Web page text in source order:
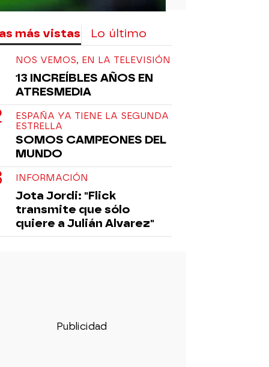
más vistas Lo último
NOS VEMOS, EN LA TELEVISIÓN
13 INCREÍBLES AÑOS EN
ATRESMEDIA
ESPAÑA YA TIENE LA SEGUNDA
ESTRELLA
SOMOS CAMPEONES DEL
MUNDO
INFORMACIÓN
Jota Jordi: "Flick
transmite que sólo
quiere a Julián Alvarez"